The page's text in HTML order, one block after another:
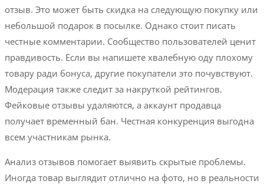
отзыв. Это может быть скидка на следующую покупку или
небольшой подарок в посылке. Однако стоит писать
честные комментарии. Сообщество пользователей ценит
правдивость. Если вы напишете хвалебную оду плохому
товару ради бонуса, другие покупатели это почувствуют.
Модерация также следит за накруткой рейтингов.
Фейковые отзывы удаляются, а аккаунт продавца
получает временный бан. Честная конкуренция выгодна
всем участникам рынка.
Анализ отзывов помогает выявить скрытые проблемы.
Иногда товар выглядит отлично на фото, но в реальности